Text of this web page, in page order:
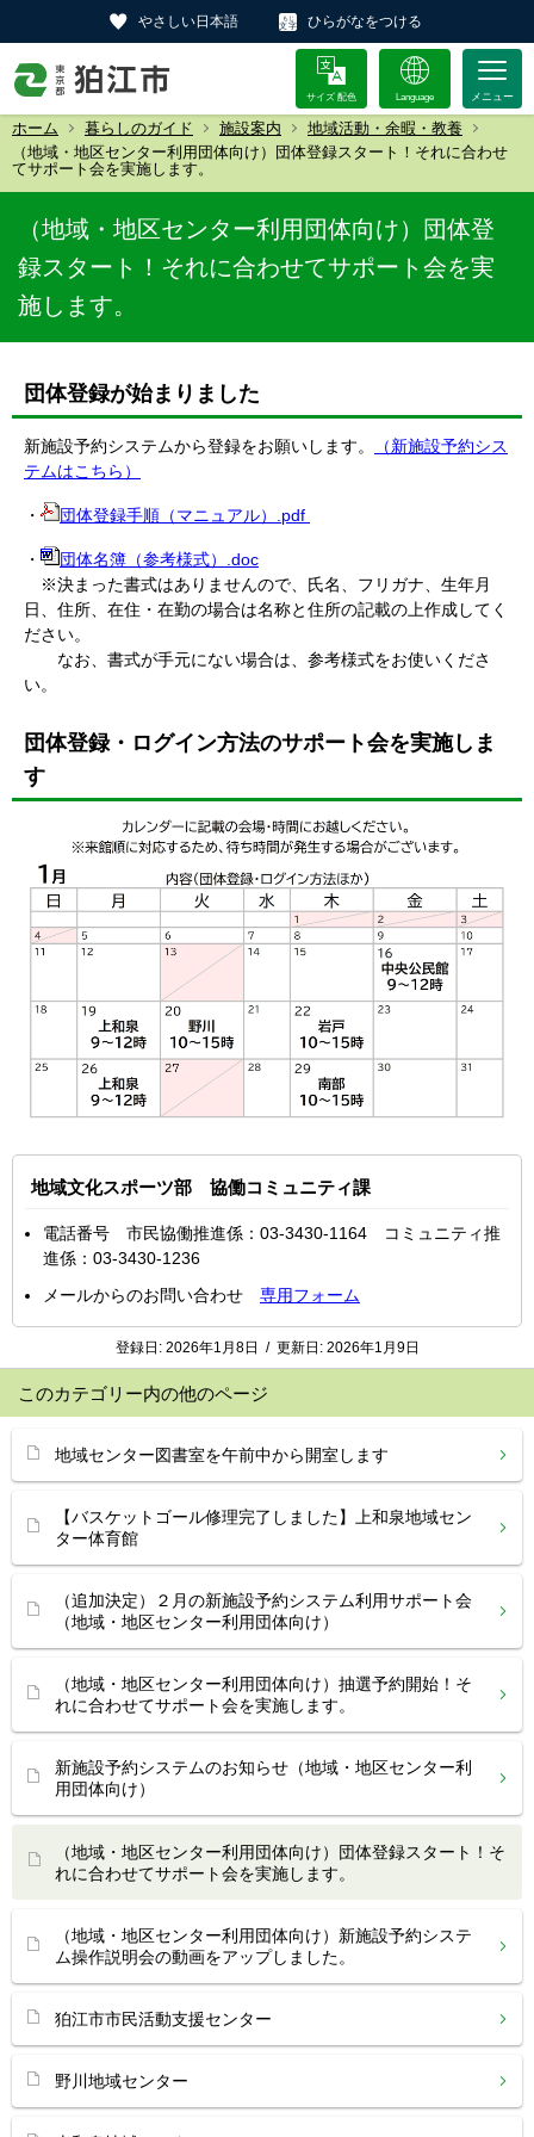
やさしい日本語 ひらがなをつける
サイズ 配色 Language
ホーム 暮らしのガイド 施設案内
地域活動・余暇・教養
（地域・地区センター利用団体向け）団体登録スタート！それに合わせ
てサポート会を実施します。
（地域・地区センター利用団体向け）団体登
録スタート！それに合わせてサポート会を実
施します。
団体登録が始まりました
新施設予約システムから登録をお願いします。
（新施設予約シス
テムはこちら）
・ 団体登録手順（マニュアル）.pdf
・
団体名簿（参考様式）.doc
※決まった書式はありませんので、氏名、フリガナ、生年月
日、住所、在住・在勤の場合は名称と住所の記載の上作成してく
ださい。
なお、書式が手元にない場合は、参考様式をお使いくださ
い。
団体登録・ログイン方法のサポート会を実施しま
す
地域文化スポーツ部 協働コミュニティ課
電話番号 市民協働推進係：03-3430-1164 コミュニティ推
進係：03-3430-1236
メールからのお問い合わせ 専用フォーム
登録日: 2026年1月8日 / 更新日: 2026年1月9日
このカテゴリー内の他のページ
地域センター図書室を午前中から開室します
【バスケットゴール修理完了しました】上和泉地域セン
ター体育館
（追加決定）２月の新施設予約システム利用サポート会
（地域・地区センター利用団体向け）
（地域・地区センター利用団体向け）抽選予約開始！そ
れに合わせてサポート会を実施します。
新施設予約システムのお知らせ（地域・地区センター利
用団体向け）
（地域・地区センター利用団体向け）団体登録スタート！そ
れに合わせてサポート会を実施します。
（地域・地区センター利用団体向け）新施設予約システ
ム操作説明会の動画をアップしました。
狛江市市民活動支援センター
野川地域センター